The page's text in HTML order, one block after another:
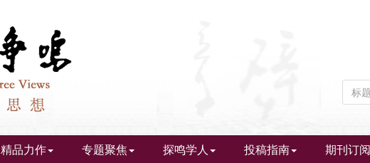
精品力作 专题聚焦 探鸣学人 投稿指南 期刊订阅